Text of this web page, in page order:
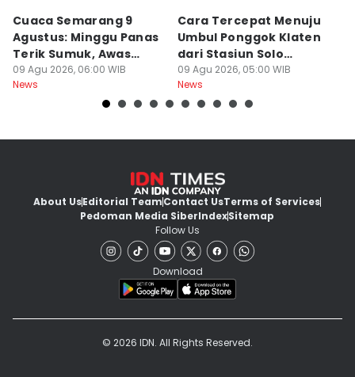
Cuaca Semarang 9
Agustus: Minggu Panas
Terik Sumuk, Awas
Malam Dingin Bediding!
09 Agu 2026, 06:00 WIB
News
Cara Tercepat Menuju
Umbul Ponggok Klaten
dari Stasiun Solo
Balapan di Surakarta
09 Agu 2026, 05:00 WIB
News
About UsEditorial TeamContact UsTerms of Services
Pedoman Media SiberIndexSitemap
Follow Us
Download
© 2026 IDN. All Rights Reserved.